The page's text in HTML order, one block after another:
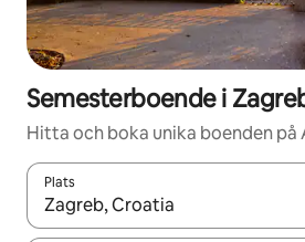
Semesterboende i
Hitta och boka unika boenden på
Plats
När resultaten är tillgängliga kan